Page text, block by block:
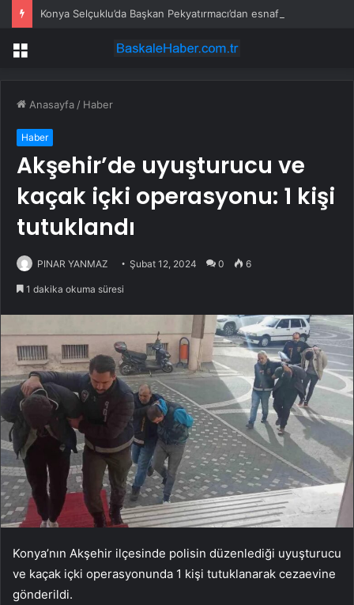
Konya Selçuklu’da Başkan Pekyatırmacı’dan esnaf ziyareti
Menü
Anasayfa / Haber
Haber
Akşehir’de uyuşturucu ve
kaçak içki operasyonu: 1 kişi
tutuklandı
PINAR YANMAZ Şubat 12, 2024 0 6
1 dakika okuma süresi
Konya’nın Akşehir ilçesinde polisin düzenlediği uyuşturucu
ve kaçak içki operasyonunda 1 kişi tutuklanarak cezaevine
gönderildi.